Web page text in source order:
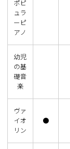
ポピ
ュラ
ーピ
アノ
幼児
の基
礎音
楽
ヴァ
イオ
リン
●